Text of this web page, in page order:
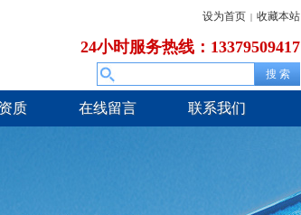
设为首页 | 收藏本站
24小时服务热线：13379509417
质 在线留言 联系我们